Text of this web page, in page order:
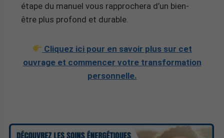
étape du manuel vous rapprochera d’un bien-
être plus profond et durable.
Cliquez ici pour en savoir plus sur cet
ouvrage et commencer votre transformation
personnelle.